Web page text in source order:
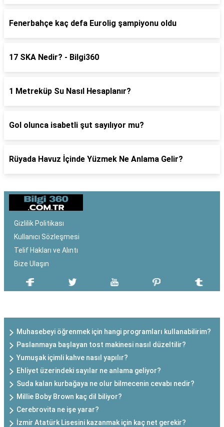
Fenerbahçe kaç defa Eurolig şampiyonu oldu
17 SKA Nedir? - Bilgi360
1 Metreküp Su Nasıl Hesaplanır?
Gol olunca isabetli şut sayılıyor mu?
Rüyada Havuz İçinde Yüzmek Ne Anlama Gelir?
Gizlilik Politikası
Kullanıcı Sözleşmesi
Telif Hakları ve Alıntı
Bize Ulaşın
Muhasebeyi öğrenmek için hangi programları kullanabilirim?
Paslanmaya başlayan tost makinesi nasıl düzeltilir?
Yumuşak içimli kahve nasıl yapılır?
Ehliyet üzerindeki sayılar ne anlama geliyor?
Suda kalan kurbağaya ne olur bilmecenin cevabı nedir?
Millie Boby Brown kaç dil biliyor?
Cerebrovita ne işe yarar?
İzmir Atatürk Lisesini kazanmak için kaç net gerekir?